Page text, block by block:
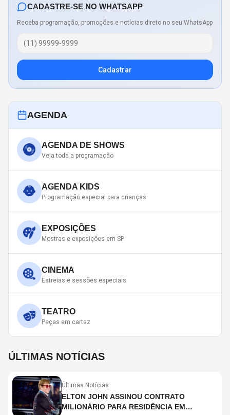
CADASTRE-SE NO WHATSAPP
Receba programação, promoções e notícias direto no seu WhatsApp
Cadastrar
AGENDA
AGENDA DE SHOWS
Veja toda a programação
AGENDA KIDS
Programação especial para crianças
EXPOSIÇÕES
Mostras e exposições em SP
CINEMA
Estreias e sessões especiais
TEATRO
Peças em cartaz
ÚLTIMAS NOTÍCIAS
Últimas Notícias
ELTON JOHN ASSINOU CONTRATO
MILIONÁRIO PARA RESIDÊNCIA EM